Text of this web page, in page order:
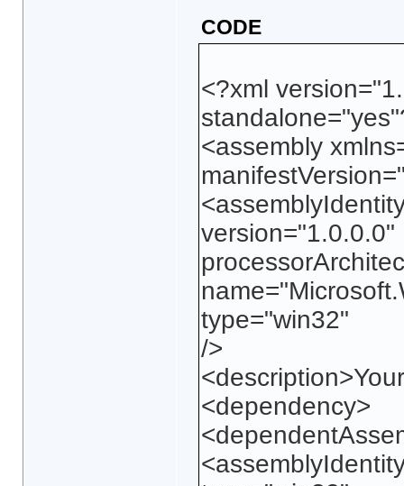
CODE
<?xml
<assembly
version="1.0.0.0"
type="win32"
/>
<dependency>